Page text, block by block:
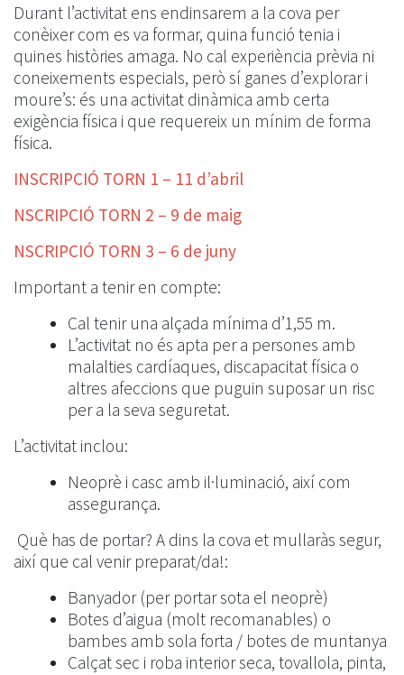
Durant l’activitat ens endinsarem a la cova per
conèixer com es va formar, quina funció tenia i
quines històries amaga. No cal experiència prèvia ni
coneixements especials, però sí ganes d’explorar i
moure’s: és una activitat dinàmica amb certa
exigència física i que requereix un mínim de forma
física.
INSCRIPCIÓ TORN 1 – 11 d’abril
NSCRIPCIÓ TORN 2 – 9 de maig
NSCRIPCIÓ TORN 3 – 6 de juny
Important a tenir en compte:
Cal tenir una alçada mínima d’1,55 m.
L’activitat no és apta per a persones amb
malalties cardíaques, discapacitat física o
altres afeccions que puguin suposar un risc
per a la seva seguretat.
L’activitat inclou:
Neoprè i casc amb il·luminació, així com
assegurança.
Què has de portar? A dins la cova et mullaràs segur,
així que cal venir preparat/da!:
Banyador (per portar sota el neoprè)
Botes d’aigua (molt recomanables) o
bambes amb sola forta / botes de muntanya
Calçat sec i roba interior seca, tovallola, pinta,